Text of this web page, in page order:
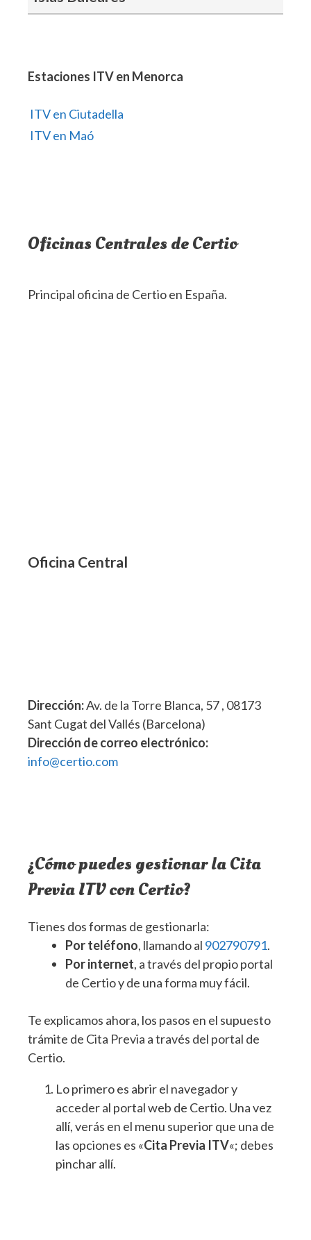
Estaciones ITV en Menorca
ITV en Ciutadella
ITV en Maó
Oficinas Centrales de Certio
Principal oficina de Certio en España.
Oficina Central
Dirección:Av. de la Torre Blanca, 57 , 08173
Sant Cugat del Vallés (Barcelona)
Dirección de correo electrónico:
info@certio.com
¿Cómo puedes gestionar la Cita
Previa ITV con Certio?
Tienes dos formas de gestionarla:
Por teléfono, llamando al 902790791.
Por internet, a través del propio portal
de Certio y de una forma muy fácil.
Te explicamos ahora, los pasos en el supuesto
trámite de Cita Previa a través del portal de
Certio.
Lo primero es abrir el navegador y
acceder al portal web de Certio. Una vez
allí, verás en el menu superior que una de
las opciones es «Cita Previa ITV«; debes
pinchar allí.